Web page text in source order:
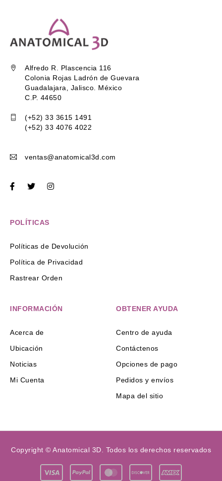
Alfredo R. Plascencia 116
Colonia Rojas Ladrón de Guevara
Guadalajara, Jalisco. México
C.P. 44650
(+52) 33 3615 1491
(+52) 33 4076 4022
ventas@anatomical3d.com
POLÍTICAS
Políticas de Devolución
Política de Privacidad
Rastrear Orden
INFORMACIÓN
Acerca de
Ubicación
Noticias
Mi Cuenta
OBTENER AYUDA
Centro de ayuda
Contáctenos
Opciones de pago
Pedidos y envíos
Mapa del sitio
Copyright © Anatomical 3D. Todos los derechos reservados